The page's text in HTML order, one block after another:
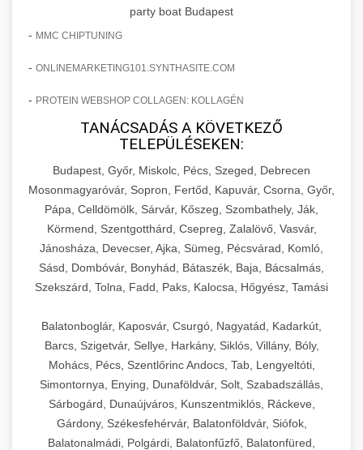
party boat Budapest
- MMC CHIPTUNING
- ONLINEMARKETING101.SYNTHASITE.COM
- PROTEIN WEBSHOP COLLAGEN: KOLLAGÉN
TANÁCSADÁS A KÖVETKEZŐ
TELEPÜLÉSEKEN:
Budapest, Győr, Miskolc, Pécs, Szeged, Debrecen
Mosonmagyaróvár, Sopron, Fertőd, Kapuvár, Csorna, Győr,
Pápa, Celldömölk, Sárvár, Kőszeg, Szombathely, Ják,
Körmend, Szentgotthárd, Csepreg, Zalalövő, Vasvár,
Jánosháza, Devecser, Ajka, Sümeg, Pécsvárad, Komló,
Sásd, Dombóvár, Bonyhád, Bátaszék, Baja, Bácsalmás,
Szekszárd, Tolna, Fadd, Paks, Kalocsa, Hőgyész, Tamási
Balatonboglár, Kaposvár, Csurgó, Nagyatád, Kadarkút,
Barcs, Szigetvár, Sellye, Harkány, Siklós, Villány, Bóly,
Mohács, Pécs, Szentlőrinc Andocs, Tab, Lengyeltóti,
Simontornya, Enying, Dunaföldvár, Solt, Szabadszállás,
Sárbogárd, Dunaújváros, Kunszentmiklós, Ráckeve,
Gárdony, Székesfehérvár, Balatonföldvár, Siófok,
Balatonalmádi, Polgárdi, Balatonfűzfő, Balatonfüred,